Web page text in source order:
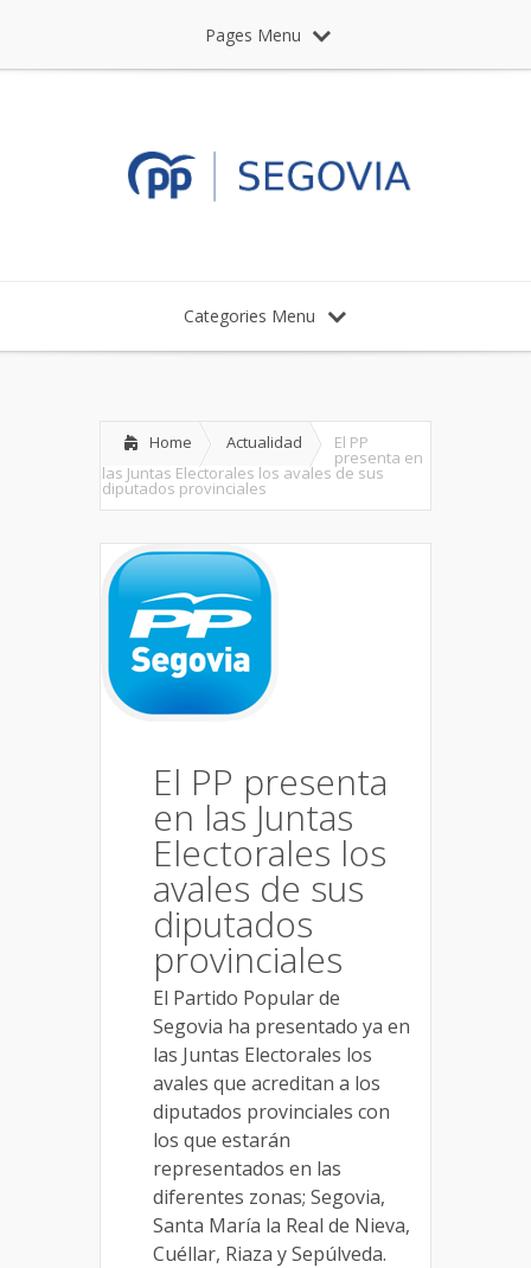
Pages Menu
Categories Menu
Home Actualidad El PP
presenta en
las Juntas Electorales los avales de sus
diputados provinciales
El PP presenta
en las Juntas
Electorales los
avales de sus
diputados
provinciales
El Partido Popular de
Segovia ha presentado ya en
las Juntas Electorales los
avales que acreditan a los
diputados provinciales con
los que estarán
representados en las
diferentes zonas; Segovia,
Santa María la Real de Nieva,
Cuéllar, Riaza y Sepúlveda.